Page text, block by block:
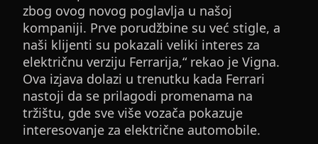
zbog ovog novog poglavlja u našoj
kompaniji. Prve porudžbine su već stigle, a
naši klijenti su pokazali veliki interes za
električnu verziju Ferrarija,“ rekao je Vigna.
Ova izjava dolazi u trenutku kada Ferrari
nastoji da se prilagodi promenama na
tržištu, gde sve više vozača pokazuje
interesovanje za električne automobile.